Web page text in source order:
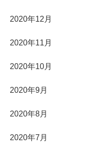
2020年12月
2020年11月
2020年10月
2020年9月
2020年8月
2020年7月